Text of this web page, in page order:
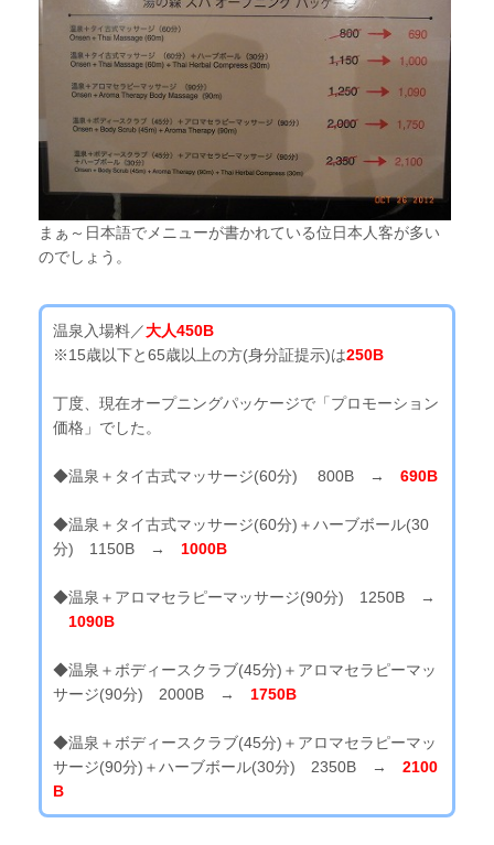
まぁ～日本語でメニューが書かれている位日本人客が多い
のでしょう。
温泉入場料／大人450B
※15歳以下と65歳以上の方(身分証提示)は250B
丁度、現在オープニングパッケージで「プロモーション
価格」でした。
◆温泉＋タイ古式マッサージ(60分) 800B →690B
◆温泉＋タイ古式マッサージ(60分)＋ハーブボール(30
分) 1150B → 1000B
◆温泉＋アロマセラピーマッサージ(90分) 1250B →
1090B
◆温泉＋ボディースクラブ(45分)＋アロマセラピーマッ
サージ(90分) 2000B → 1750B
◆温泉＋ボディースクラブ(45分)＋アロマセラピーマッ
サージ(90分)＋ハーブボール(30分) 2350B →2100
B